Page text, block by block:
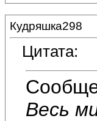
Кудряшка298
Цитата:
Весь